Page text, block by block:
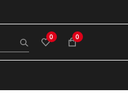
0 0